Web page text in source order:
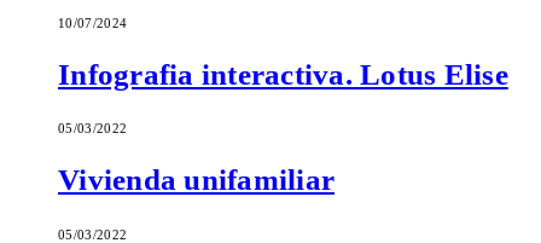
10/07/2024
Infografia interactiva. Lotus Elise
05/03/2022
Vivienda unifamiliar
05/03/2022